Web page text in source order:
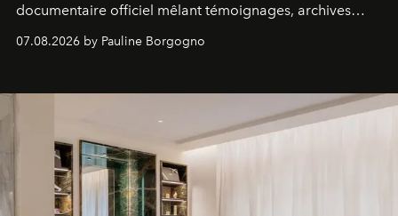
documentaire officiel mêlant témoignages, archives
générationnel.
07.08.2026 by Pauline Borgogno